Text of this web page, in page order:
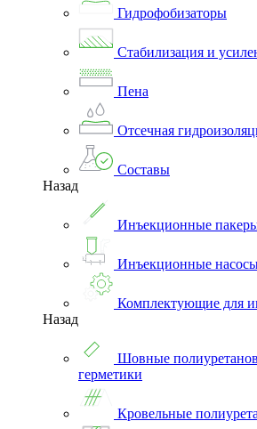
Гидрофобизаторы
Стабилизация и
Пена
Отсечная
Составы
Назад
Инъекционные
Инъекционные
Комплектующие для
Назад
Шовные
герметики
Кровельные